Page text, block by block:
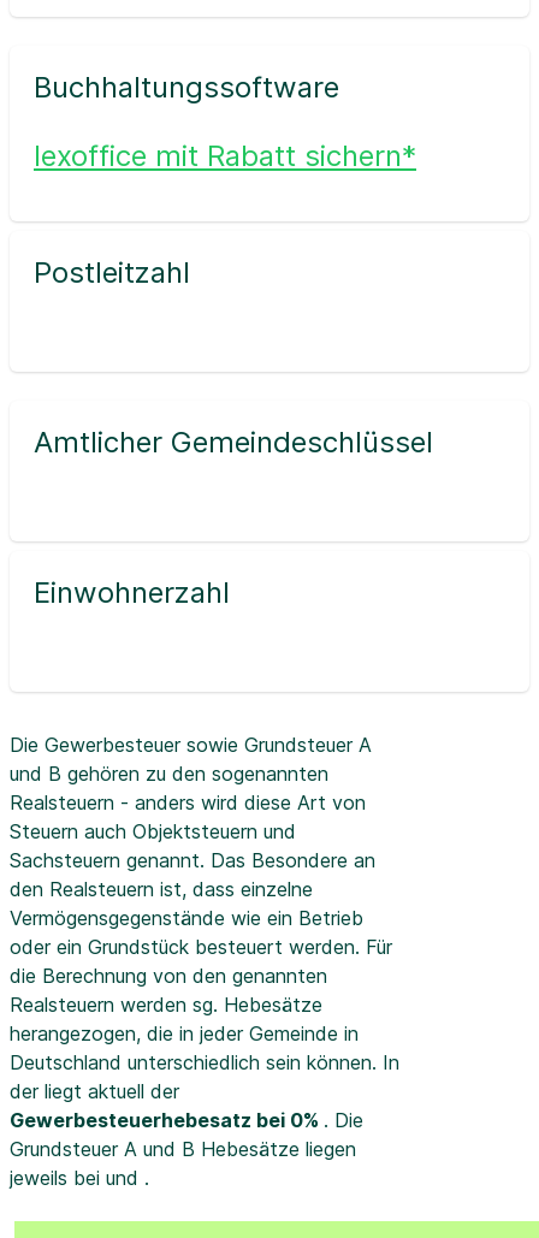
Buchhaltungssoftware
lexoffice mit Rabatt sichern*
Postleitzahl
Amtlicher Gemeindeschlüssel
Einwohnerzahl
Die Gewerbesteuer sowie Grundsteuer A
und B gehören zu den sogenannten
Realsteuern - anders wird diese Art von
Steuern auch Objektsteuern und
Sachsteuern genannt. Das Besondere an
den Realsteuern ist, dass einzelne
Vermögensgegenstände wie ein Betrieb
oder ein Grundstück besteuert werden. Für
die Berechnung von den genannten
Realsteuern werden sg. Hebesätze
herangezogen, die in jeder Gemeinde in
Deutschland unterschiedlich sein können. In
der liegt aktuell der
Gewerbesteuerhebesatz bei 0% . Die
Grundsteuer A und B Hebesätze liegen
jeweils bei und .